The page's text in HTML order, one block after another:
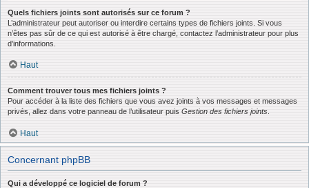
Quels fichiers joints sont autorisés sur ce forum ?
L’administrateur peut autoriser ou interdire certains types de fichiers joints. Si vous
n’êtes pas sûr de ce qui est autorisé à être chargé, contactez l’administrateur pour plus
d’informations.
Haut
Comment trouver tous mes fichiers joints ?
Pour accéder à la liste des fichiers que vous avez joints à vos messages et messages
privés, allez dans votre panneau de l’utilisateur puis Gestion des fichiers joints
Haut
Concernant phpBB
Qui a développé ce logiciel de forum ?